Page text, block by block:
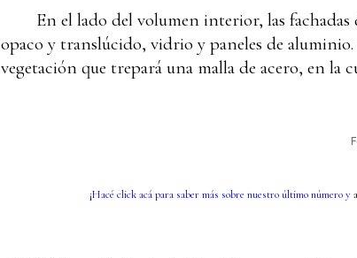
En el lado del volumen interior, las
opaco y translúcido, vidrio y paneles de
vegetación que trepará una malla de acero, en la
¡Hacé clickacápara saber más sobre nuestro último número y